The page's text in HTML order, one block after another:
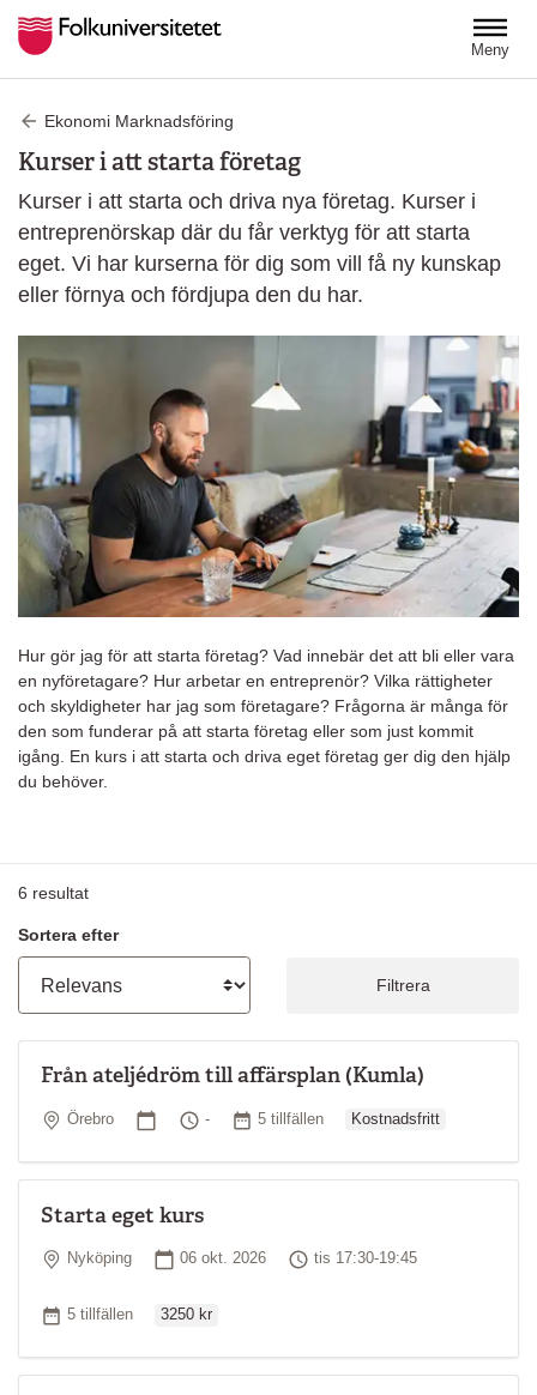
Meny
Ekonomi Marknadsföring
Kurser i att starta företag
Kurser i att starta och driva nya företag. Kurser i
entreprenörskap där du får verktyg för att starta
eget. Vi har kurserna för dig som vill få ny kunskap
eller förnya och fördjupa den du har.
Hur gör jag för att starta företag? Vad innebär det att bli eller vara
en nyföretagare? Hur arbetar en entreprenör? Vilka rättigheter
och skyldigheter har jag som företagare? Frågorna är många för
den som funderar på att starta företag eller som just kommit
igång. En kurs i att starta och driva eget företag ger dig den hjälp
du behöver.
6 resultat
Sortera efter
Filtrera
Från ateljédröm till affärsplan (Kumla)
Plats
Örebro Startdatum
Tid
- Antal tillfällen
5 tillfällen Kostnadsfritt
Starta eget kurs
Plats
Nyköping Startdatum
06 okt. 2026 Tid
tis 17:30-19:45
Antal tillfällen
5 tillfällen 3250 kr